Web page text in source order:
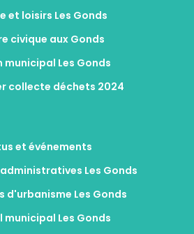
et loisirs Les Gonds
civique aux Gonds
municipal Les Gonds
collecte déchets 2024
et événements
Les Gonds
d'urbanisme Les Gonds
municipal Les Gonds